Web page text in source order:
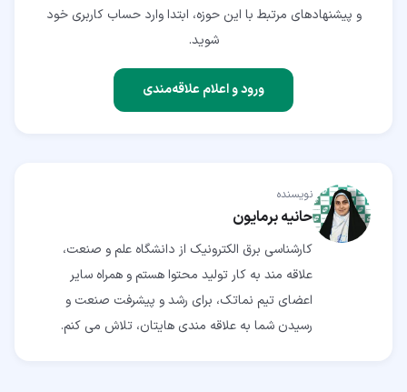
و پیشنهادهای مرتبط با این حوزه، ابتدا وارد حساب کاربری خود
شوید.
ورود و اعلام علاقه‌مندی
نویسنده
حانیه برمایون
کارشناسی برق الکترونیک از دانشگاه علم و صنعت،
علاقه مند به کار تولید محتوا هستم و همراه سایر
اعضای تیم نماتک، برای رشد و پیشرفت صنعت و
رسیدن شما به علاقه مندی هایتان، تلاش می کنم.